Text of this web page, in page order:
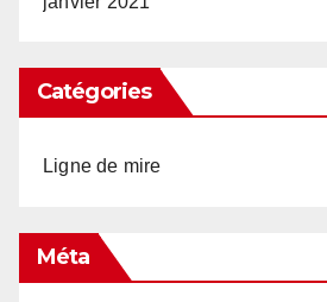
Catégories
Ligne de mire
Méta